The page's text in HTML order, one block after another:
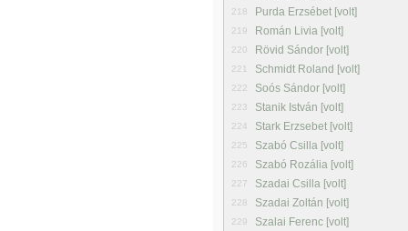
218 Purda Erzsébet [volt]
219 Román Livia [volt]
220 Rövid Sándor [volt]
221 Schmidt Roland [volt]
222 Soós Sándor [volt]
223 Stanik István [volt]
224 Stark Erzsebet [volt]
225 Szabó Csilla [volt]
226 Szabó Rozália [volt]
227 Szadai Csilla [volt]
228 Szadai Zoltán [volt]
229 Szalai Ferenc [volt]